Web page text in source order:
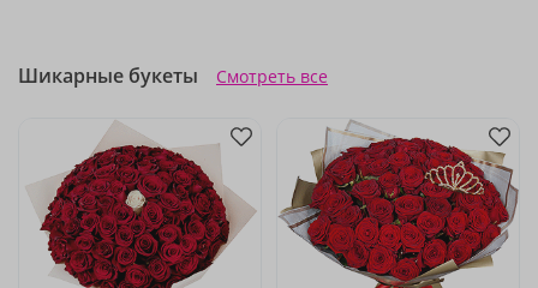
Шикарные букеты Смотреть все